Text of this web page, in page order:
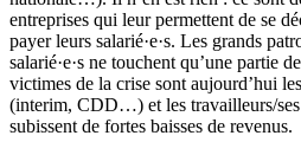
entreprises qui leur permettent de se
payer leurs salarié·e·s. Les grands
salarié·e·s ne touchent qu’une partie
victimes de la crise sont aujourd’hui
(interim, CDD…) et les travailleurs/ses
subissent de fortes baisses de revenus.